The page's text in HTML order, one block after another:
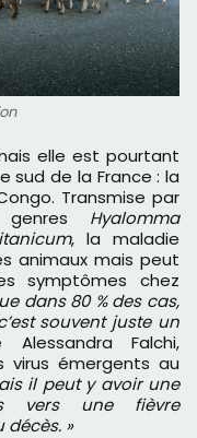
sud de la France : la
Transmise par
Hyalomma
, la maladie
animaux mais peut
symptômes chez
dans 80 % des cas,
souvent juste un
Alessandra Falchi,
virus émergents au
il peut y avoir une
vers une fièvre
»